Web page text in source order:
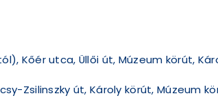
Kőér utca, Üllői út, Múzeum körút,
Zsilinszky út, Károly körút, Múzeum